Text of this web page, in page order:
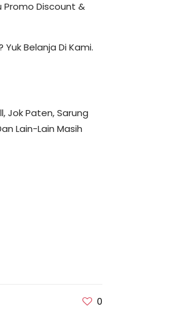
Discount &
Belanja Di Kami.
Jok Paten, Sarung
Lain-Lain Masih
0